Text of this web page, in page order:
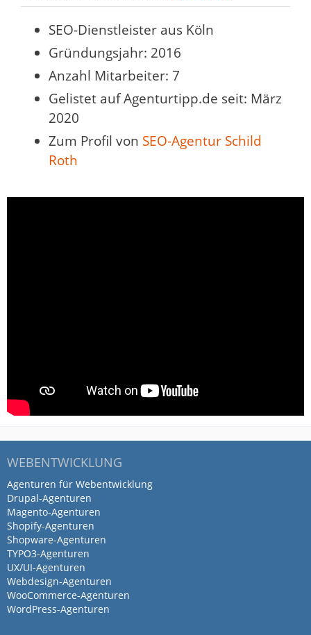
SEO-Dienstleister aus Köln
Gründungsjahr: 2016
Anzahl Mitarbeiter: 7
Gelistet auf Agenturtipp.de seit: März
2020
Zum Profil von SEO-Agentur Schild
Roth
WEBENTWICKLUNG
Agenturen für Webentwicklung
Drupal-Agenturen
Magento-Agenturen
Shopify-Agenturen
Shopware-Agenturen
TYPO3-Agenturen
UX/UI-Agenturen
Webdesign-Agenturen
WooCommerce-Agenturen
WordPress-Agenturen